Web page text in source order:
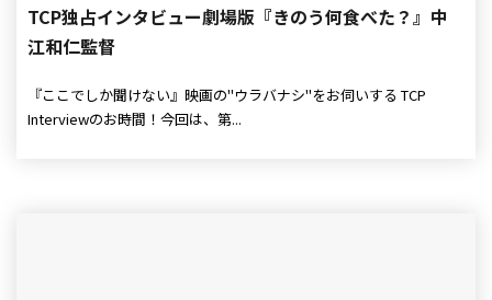
TCP独占インタビュー劇場版『きのう何食べた？』中
江和仁監督
『ここでしか聞けない』映画の"ウラバナシ"をお伺いする TCP
Interviewのお時間！今回は、第...